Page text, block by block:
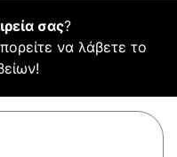
σας?
να λάβετε το